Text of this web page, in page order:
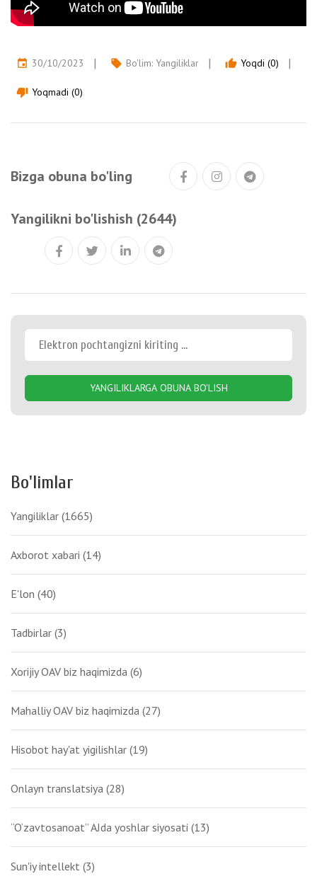
event 30/10/2023 local_offer Bo'lim: Yangiliklar thumb_up Yoqdi (0)
thumb_down Yoqmadi (0)
Bizga obuna bo'ling
Yangilikni bo'lishish (2644)
YANGILIKLARGA OBUNA BO'LISH
Bo'limlar
Yangiliklar (1665)
Axborot xabari (14)
E'lon (40)
Tadbirlar (3)
Xorijiy OAV biz haqimizda (6)
Mahalliy OAV biz haqimizda (27)
Hisobot hay'at yigilishlar (19)
Onlayn translatsiya (28)
“O‘zavtosanoat” AJda yoshlar siyosati (13)
Sun'iy intellekt (3)